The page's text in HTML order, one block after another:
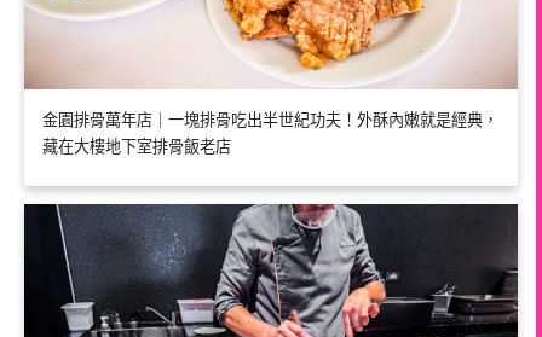
金園排骨萬年店｜一塊排骨吃出半世紀功夫！外酥內嫩就是經典，
藏在大樓地下室排骨飯老店